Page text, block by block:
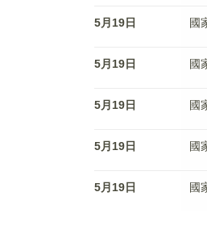
5月19日 國
5月19日 國
5月19日 國
5月19日 國
5月19日 國